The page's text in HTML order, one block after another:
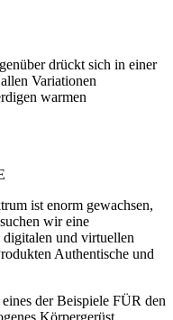
drückt sich in einer
Variationen
warmen
ist enorm gewachsen,
wir eine
und virtuellen
Authentische und
der Beispiele FÜR den